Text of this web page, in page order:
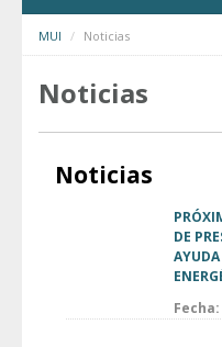
MUI Noticias
Noticias
Noticias
DE
Fecha: